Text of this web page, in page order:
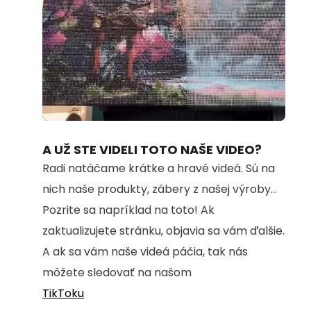
Unmute
100.00%
A UŽ STE VIDELI TOTO NAŠE VIDEO?
Radi natáčame krátke a hravé videá. Sú na
nich naše produkty, zábery z našej výroby...
Pozrite sa napríklad na toto! Ak
zaktualizujete stránku, objavia sa vám ďalšie.
A ak sa vám naše videá páčia, tak nás
môžete sledovať na našom
TikToku